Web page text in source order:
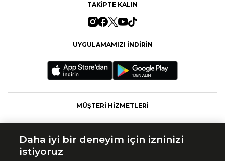
TAKİPTE KALIN
UYGULAMAMIZI İNDİRİN
MÜŞTERİ HİZMETLERİ
Daha iyi bir deneyim için izninizi
istiyoruz